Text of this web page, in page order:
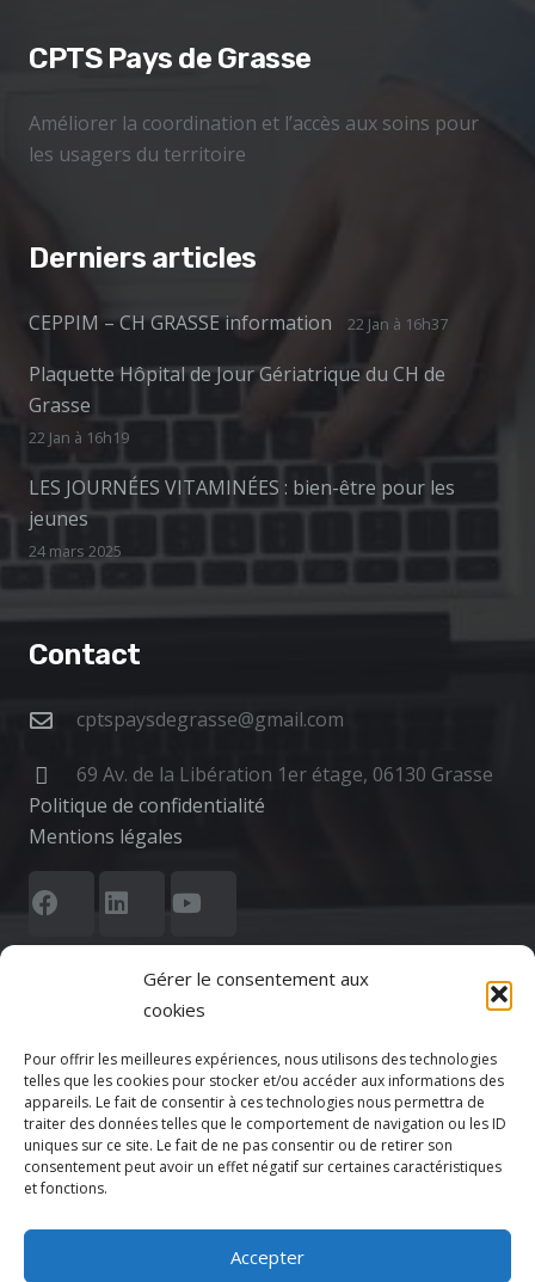
Gérer le consentement aux
cookies
Pour offrir les meilleures expériences, nous utilisons des technologies
telles que les cookies pour stocker et/ou accéder aux informations des
appareils. Le fait de consentir à ces technologies nous permettra de
traiter des données telles que le comportement de navigation ou les ID
uniques sur ce site. Le fait de ne pas consentir ou de retirer son
consentement peut avoir un effet négatif sur certaines caractéristiques
et fonctions.
Accepter
CPTS Pays de Grasse
Améliorer la coordination et l’accès aux soins pour
les usagers du territoire
Derniers articles
CEPPIM – CH GRASSE information 22 Jan à 16h37
Plaquette Hôpital de Jour Gériatrique du CH de
Grasse
22 Jan à 16h19
LES JOURNÉES VITAMINÉES : bien-être pour les
jeunes
24 mars 2025
Contact
cptspaysdegrasse@gmail.com
69 Av. de la Libération 1er étage, 06130 Grasse
Politique de confidentialité
Mentions légales
Votre CPTS
Actualités
Adhésion